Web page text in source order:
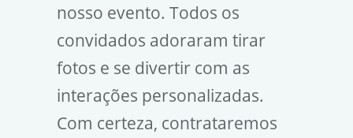
nosso evento. Todos os
convidados adoraram tirar
fotos e se divertir com as
interações personalizadas.
Com certeza, contrataremos